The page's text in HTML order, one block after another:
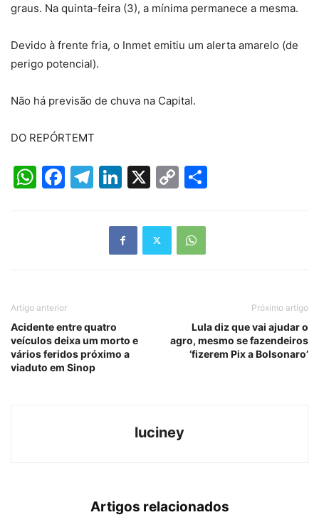
graus. Na quinta-feira (3), a mínima permanece a mesma.
Devido à frente fria, o Inmet emitiu um alerta amarelo (de
perigo potencial).
Não há previsão de chuva na Capital.
DO REPÓRTEMT
WhatsApp
Facebook
Telegram
LinkedIn
X
Copy
Artigo anterior
Acidente entre quatro
veículos deixa um morto e
vários feridos próximo a
viaduto em Sinop
Próximo artigo
Lula diz que vai ajudar o
agro, mesmo se fazendeiros
‘fizerem Pix a Bolsonaro’
luciney
Artigos relacionados